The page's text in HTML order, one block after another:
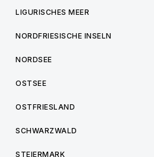
LIGURISCHES MEER
NORDFRIESISCHE INSELN
NORDSEE
OSTSEE
OSTFRIESLAND
SCHWARZWALD
STEIERMARK